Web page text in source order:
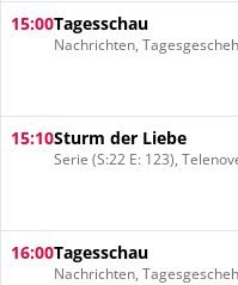
15:00Tagesschau
Nachrichten,
15:10Sturm der Liebe
Serie (S:22 E: 123),
16:00Tagesschau
Nachrichten,